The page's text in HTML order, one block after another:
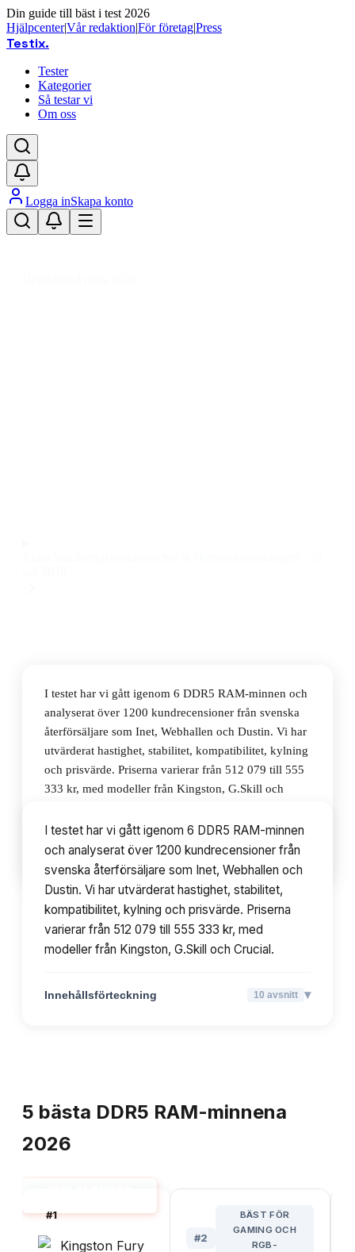
Din guide till bäst i test 2026
Hjälpcenter|Vår redaktion|För företag|Press
Testix.
Tester
Kategorier
Så testar vi
Om oss
Logga inSkapa konto
I testet har vi gått igenom 6 DDR5 RAM-minnen och
analyserat över 1200 kundrecensioner från svenska
återförsäljare som Inet, Webhallen och Dustin. Vi har
utvärderat hastighet, stabilitet, kompatibilitet, kylning
och prisvärde. Priserna varierar från 512 079 till 555
333 kr, med modeller från Kingston, G.Skill och
Innehållsförteckning 10avsnitt
I testet har vi gått igenom 6 DDR5 RAM-minnen
och analyserat över 1200 kundrecensioner från
svenska återförsäljare som Inet, Webhallen och
Dustin. Vi har utvärderat hastighet, stabilitet,
kompatibilitet, kylning och prisvärde. Priserna
varierar från 512 079 till 555 333 kr, med
modeller från Kingston, G.Skill och Crucial.
Innehållsförteckning 10 avsnitt ▾
5 bästa DDR5 RAM-minnena
2026
#1
#2
BÄST FÖR
GAMING OCH
RGB-